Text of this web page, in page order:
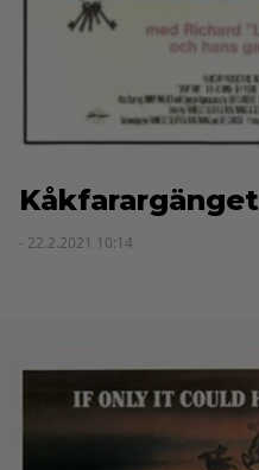
Kåkfarargänget
- 22.2.2021 10:14